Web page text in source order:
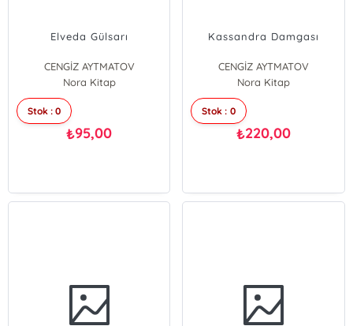
Elveda Gülsarı
CENGİZ AYTMATOV
Nora Kitap
Stok : 0
₺95,00
Kassandra Damgası
CENGİZ AYTMATOV
Nora Kitap
Stok : 0
₺220,00